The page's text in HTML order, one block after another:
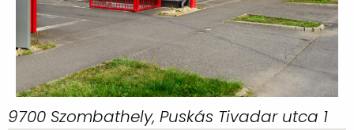
9700 Szombathely, Puskás Tivadar utca 1